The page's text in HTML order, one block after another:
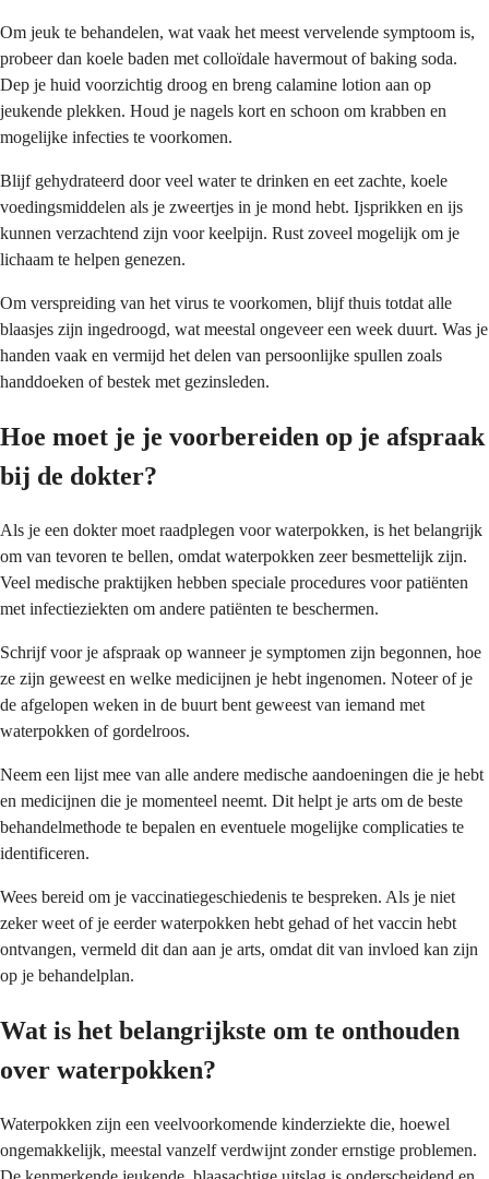
Om jeuk te behandelen, wat vaak het meest vervelende symptoom is,
probeer dan koele baden met colloïdale havermout of baking soda.
Dep je huid voorzichtig droog en breng calamine lotion aan op
jeukende plekken. Houd je nagels kort en schoon om krabben en
mogelijke infecties te voorkomen.
Blijf gehydrateerd door veel water te drinken en eet zachte, koele
voedingsmiddelen als je zweertjes in je mond hebt. Ijsprikken en ijs
kunnen verzachtend zijn voor keelpijn. Rust zoveel mogelijk om je
lichaam te helpen genezen.
Om verspreiding van het virus te voorkomen, blijf thuis totdat alle
blaasjes zijn ingedroogd, wat meestal ongeveer een week duurt. Was je
handen vaak en vermijd het delen van persoonlijke spullen zoals
handdoeken of bestek met gezinsleden.
Hoe moet je je voorbereiden op je afspraak
bij de dokter?
Als je een dokter moet raadplegen voor waterpokken, is het belangrijk
om van tevoren te bellen, omdat waterpokken zeer besmettelijk zijn.
Veel medische praktijken hebben speciale procedures voor patiënten
met infectieziekten om andere patiënten te beschermen.
Schrijf voor je afspraak op wanneer je symptomen zijn begonnen, hoe
ze zijn geweest en welke medicijnen je hebt ingenomen. Noteer of je
de afgelopen weken in de buurt bent geweest van iemand met
waterpokken of gordelroos.
Neem een lijst mee van alle andere medische aandoeningen die je hebt
en medicijnen die je momenteel neemt. Dit helpt je arts om de beste
behandelmethode te bepalen en eventuele mogelijke complicaties te
identificeren.
Wees bereid om je vaccinatiegeschiedenis te bespreken. Als je niet
zeker weet of je eerder waterpokken hebt gehad of het vaccin hebt
ontvangen, vermeld dit dan aan je arts, omdat dit van invloed kan zijn
op je behandelplan.
Wat is het belangrijkste om te onthouden
over waterpokken?
Waterpokken zijn een veelvoorkomende kinderziekte die, hoewel
ongemakkelijk, meestal vanzelf verdwijnt zonder ernstige problemen.